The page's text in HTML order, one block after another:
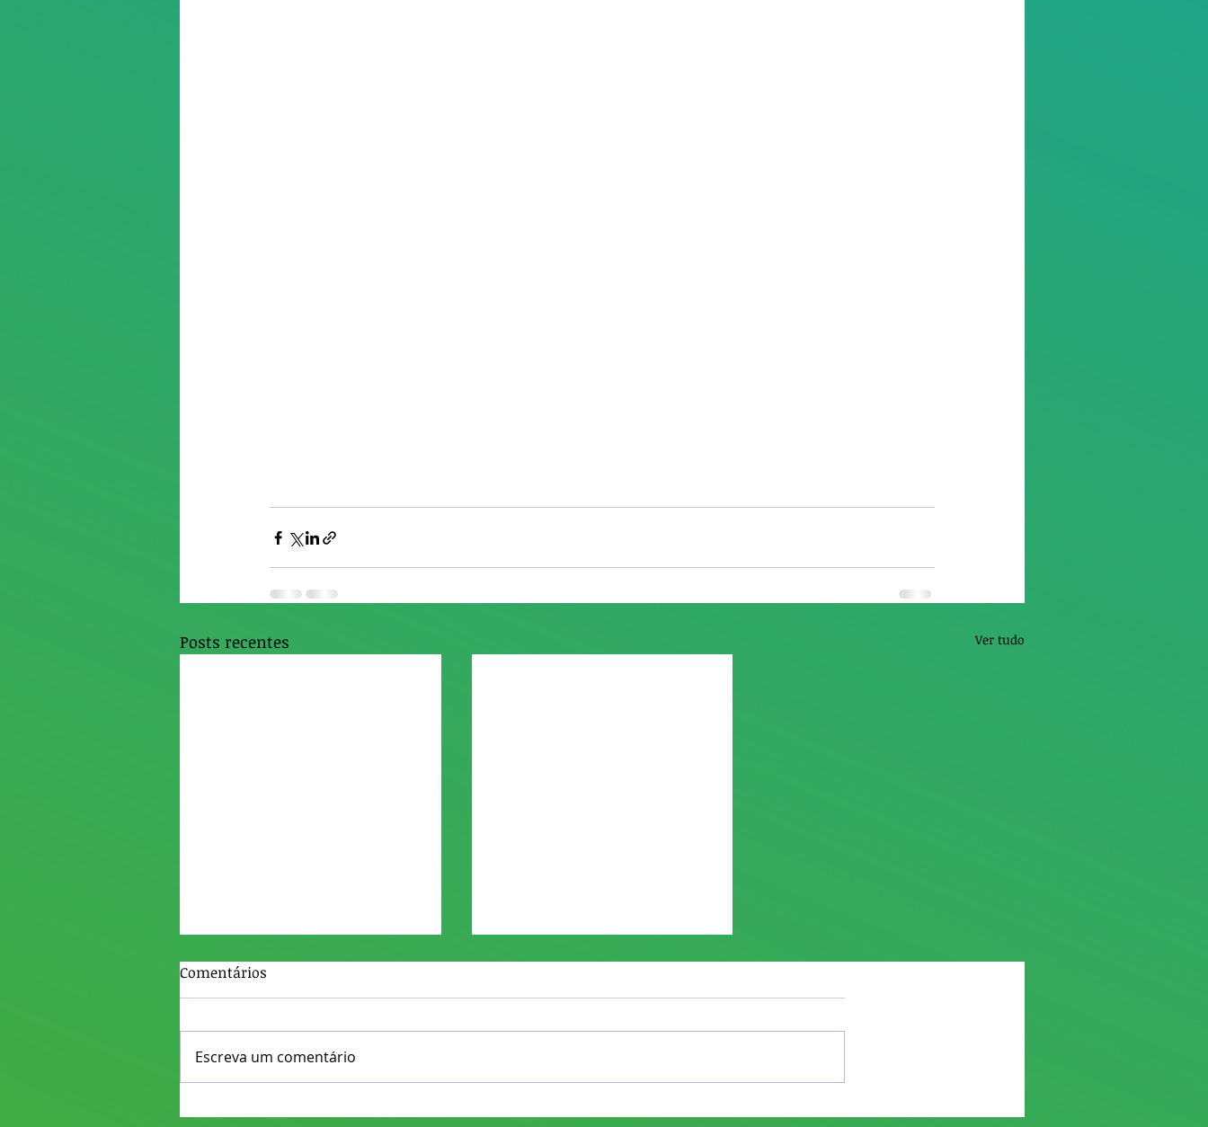
Posts recentes Ver tudo
ATIVIDADES REMOTAS
Projeto: "A importância das
Comentários
Escreva um comentário